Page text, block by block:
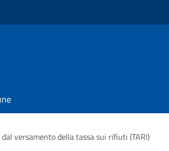
versamento della tassa sui rifiuti (TARI)